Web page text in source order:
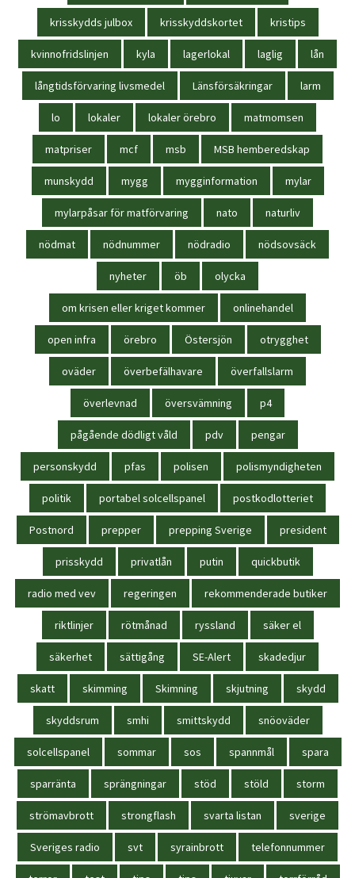
krisskydds julbox krisskyddskortet kristips
kvinnofridslinjen kyla lagerlokal laglig lån
långtidsförvaring livsmedel Länsförsäkringar larm
lo lokaler lokaler örebro matmomsen
matpriser mcf msb MSB hemberedskap
munskydd mygg mygginformation mylar
mylarpåsar för matförvaring nato naturliv
nödmat nödnummer nödradio nödsovsäck
nyheter öb olycka
om krisen eller kriget kommer onlinehandel
open infra örebro Östersjön otrygghet
oväder överbefälhavare överfallslarm
överlevnad översvämning p4
pågående dödligt våld pdv pengar
personskydd pfas polisen polismyndigheten
politik portabel solcellspanel postkodlotteriet
Postnord prepper prepping Sverige president
prisskydd privatlån putin quickbutik
radio med vev regeringen rekommenderade butiker
riktlinjer rötmånad ryssland säker el
säkerhet sättigång SE-Alert skadedjur
skatt skimming Skimning skjutning skydd
skyddsrum smhi smittskydd snöoväder
solcellspanel sommar sos spannmål spara
sparränta sprängningar stöd stöld storm
strömavbrott strongflash svarta listan sverige
Sveriges radio svt syrainbrott telefonnummer